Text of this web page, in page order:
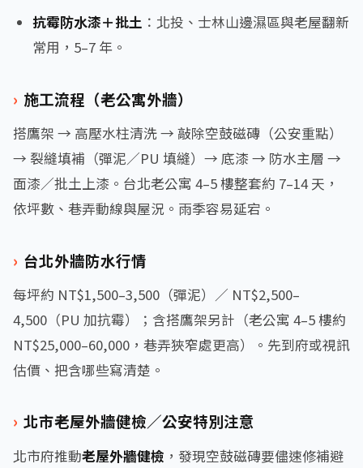
抗霉防水漆＋批土 ：北投、士林山邊濕區與老屋翻新
常用，5–7 年。
施工流程（老公寓外牆）
搭鷹架 → 高壓水柱清洗 → 敲除空鼓磁磚（公安重點）
→ 裂縫填補（彈泥／PU 填縫）→ 底漆 → 防水主層 →
面漆／批土上漆。台北老公寓 4–5 樓整套約 7–14 天，
依坪數、巷弄動線與屋況。雨季容易延宕。
台北外牆防水行情
每坪約 NT$1,500–3,500（彈泥）／ NT$2,500–
4,500（PU 加抗霉）；含搭鷹架另計（老公寓 4–5 樓約
NT$25,000–60,000，巷弄狹窄處更高）。先到府或視訊
估價、把含哪些寫清楚。
北市老屋外牆健檢／公安特別注意
北市府推動老屋外牆健檢 ，發現空鼓磁磚要儘速修補避